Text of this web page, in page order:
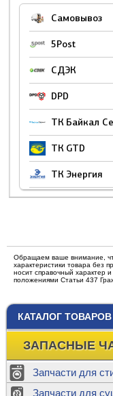
КАТАЛОГ ТОВАРОВ
ЗАПАСНЫЕ
Запчасти для
Запчасти для
Самовывоз
5Post
СДЭК
DPD
ТК Байкал
ТК GTD
ТК Энергия
Обращаем ваше внимание,
характеристики товара без
носит справочный характер
положениями Статьи 437